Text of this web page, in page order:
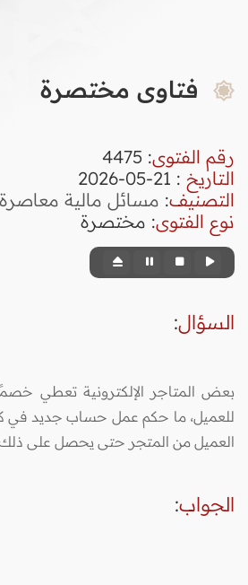
فتاوى مختصرة
رقم الفتوى:
4475
التاريخ : 21-05-2026
التصنيف: مسائل مالية معاصرة
نوع الفتوى: مختصرة
السؤال:
بعض المتاجر الإلكترونية تعطي
للعميل، ما حكم عمل حساب جديد في
العميل من المتجر حتى يحصل على
الجواب: